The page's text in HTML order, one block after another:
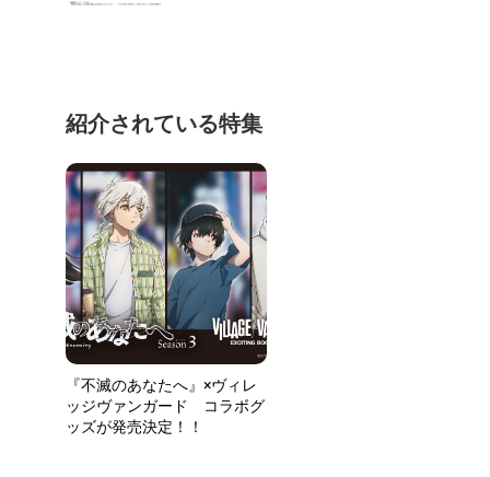
紹介されている特集
『不滅のあなたへ』×ヴィレ
ッジヴァンガード コラボグ
ッズが発売決定！！